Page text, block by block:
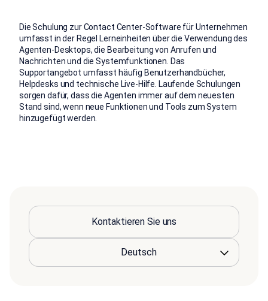
Die Schulung zur Contact Center-Software für Unternehmen
umfasst in der Regel Lerneinheiten über die Verwendung des
Agenten-Desktops, die Bearbeitung von Anrufen und
Nachrichten und die Systemfunktionen. Das
Supportangebot umfasst häufig Benutzerhandbücher,
Helpdesks und technische Live-Hilfe. Laufende Schulungen
sorgen dafür, dass die Agenten immer auf dem neuesten
Stand sind, wenn neue Funktionen und Tools zum System
hinzugefügt werden.
Kontaktieren Sie uns